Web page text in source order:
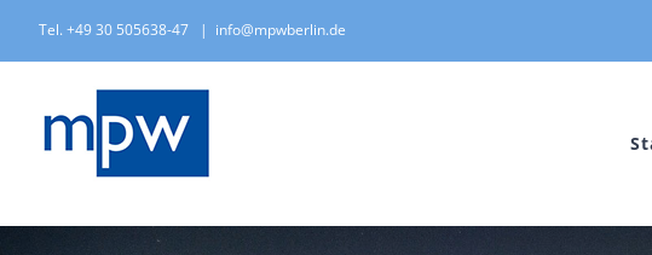
Zum
Inhalt
Tel. +49 30 505638-47 | info@mpwberlin.de